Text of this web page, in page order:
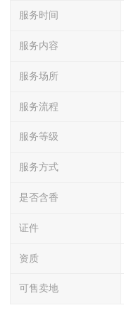
服务时间
服务内容
服务场所
服务流程
服务等级
服务方式
是否含香
证件
资质
可售卖地